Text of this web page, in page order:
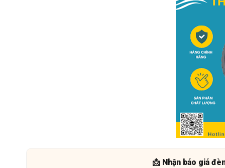
📩 Nhận báo giá